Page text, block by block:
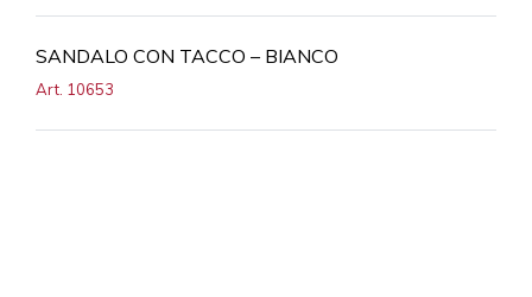
SANDALO CON TACCO – BIANCO
Art. 10653